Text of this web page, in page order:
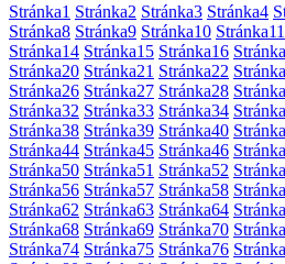
Stránka1 Stránka2 Stránka3 Stránka4
Stránka8 Stránka9 Stránka10 Stránka11
Stránka14 Stránka15 Stránka16 Stránka
Stránka20 Stránka21 Stránka22 Stránka
Stránka26 Stránka27 Stránka28 Stránka
Stránka32 Stránka33 Stránka34 Stránka
Stránka38 Stránka39 Stránka40 Stránka
Stránka44 Stránka45 Stránka46 Stránka
Stránka50 Stránka51 Stránka52 Stránka
Stránka56 Stránka57 Stránka58 Stránka
Stránka62 Stránka63 Stránka64 Stránka
Stránka68 Stránka69 Stránka70 Stránka
Stránka74 Stránka75 Stránka76 Stránka